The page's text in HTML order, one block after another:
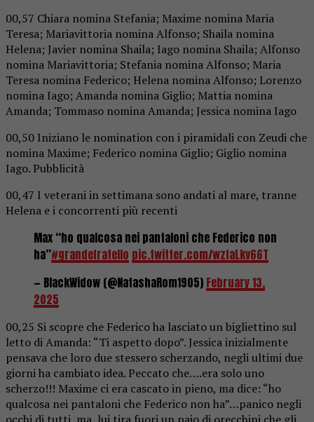
00,57 Chiara nomina Stefania; Maxime nomina Maria
Teresa; Mariavittoria nomina Alfonso; Shaila nomina
Helena; Javier nomina Shaila; Iago nomina Shaila; Alfonso
nomina Mariavittoria; Stefania nomina Alfonso; Maria
Teresa nomina Federico; Helena nomina Alfonso; Lorenzo
nomina Iago; Amanda nomina Giglio; Mattia nomina
Amanda; Tommaso nomina Amanda; Jessica nomina Iago
00,50 Iniziano le nomination con i piramidali con Zeudi che
nomina Maxime; Federico nomina Giglio; Giglio nomina
Iago. Pubblicità
00,47 I veterani in settimana sono andati al mare, tranne
Helena e i concorrenti più recenti
Max “ho qualcosa nei pantaloni che Federico non
ha”#grandefratello pic.twitter.com/wzfaLkv66T
— BlackWidow (@NatashaRom1905) February 13,
2025
00,25 Si scopre che Federico ha lasciato un bigliettino sul
letto di Amanda: “Ti aspetto dopo”. Jessica inizialmente
pensava che loro due stessero scherzando, negli ultimi due
giorni ha cambiato idea. Peccato che….era solo uno
scherzo!!! Maxime ci era cascato in pieno, ma dice: “ho
qualcosa nei pantaloni che Federico non ha”…panico negli